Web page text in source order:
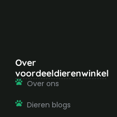
Over
voordeeldierenwinkel
Over ons
Dieren blogs